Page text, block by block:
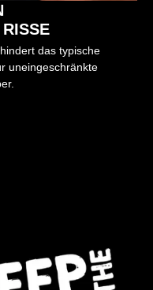
das typische
uneingeschränkte